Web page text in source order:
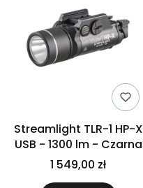
Streamlight TLR-1 HP-X
USB - 1300 lm - Czarna
1 549,00 zł